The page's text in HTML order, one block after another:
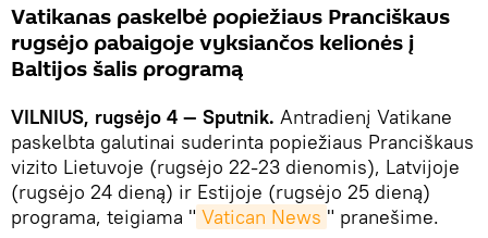
Vatikanas paskelbė popiežiaus Pranciškaus
rugsėjo pabaigoje vyksiančos kelionės į
Baltijos šalis programą
VILNIUS, rugsėjo 4 — Sputnik. Antradienį Vatikane
paskelbta galutinai suderinta popiežiaus Pranciškaus
vizito Lietuvoje (rugsėjo 22-23 dienomis), Latvijoje
(rugsėjo 24 dieną) ir Estijoje (rugsėjo 25 dieną)
programa, teigiama " Vatican News " pranešime.